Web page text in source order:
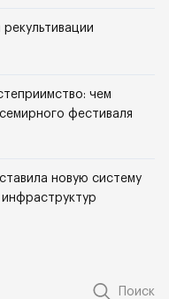
чем
фестиваля
новую систему
Поиск